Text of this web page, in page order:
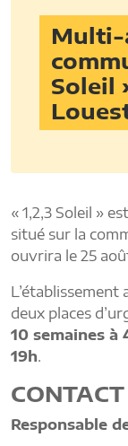
Multi-
Soleil
« 1,2,3 Soleil »
situé sur la
ouvrira le 25
L’établissement
deux places
10 semaines à
19h.
CONTACT
Responsable